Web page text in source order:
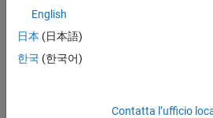
RANK
English
日本 (日本語)
한국 (한국어)
Contatta l’ufficio